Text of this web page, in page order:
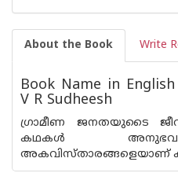
About the Book Write
Book Name in
V R Sudheesh
ഗ്രാമീണ ജനതയുടൈ
കഥകള്‍ അനുഭവ
അകവിസ്താരങ്ങളെയാണ്